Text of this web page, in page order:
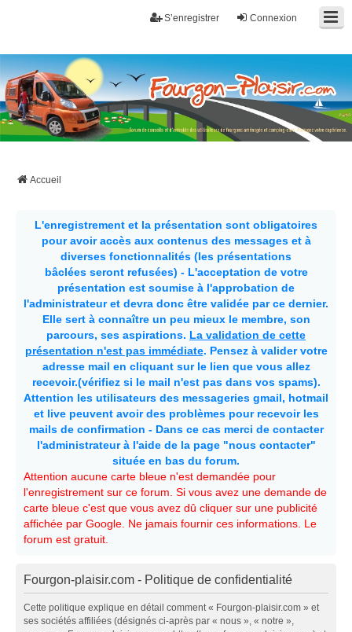
Connexion
S’enregistrer
Fourgon-plaisir.com
Forum de conseils et d'entraide des utilisateurs de fourgons, fourgons
aménagés, vans et de camping-car. Partagez votre expérience.
Accueil
L'enregistrement et la présentation sont obligatoires
pour avoir accès aux contenus des messages et à
diverses fonctionnalités (les présentations
bâclées seront refusées) - L'acceptation de votre
présentation est soumise à l'approbation de
l'administrateur et devra donc être validée par ce dernier.
Elle sert à connaître un peu mieux le membre, son
parcours, ses aspirations. La validation de cette
présentation n'est pas immédiate. Pensez à valider votre
adresse mail en cliquant sur le lien que vous allez
recevoir.(vérifiez si le mail n'est pas dans vos spams).
Attention les utilisateurs des messageries gmail, hotmail
et live peuvent avoir des problèmes pour recevoir les
mails de confirmation - Dans ce cas merci de contacter
l'administrateur à l'aide de la page "nous contacter"
située en bas du forum.
Attention aucune carte bleue n'est demandée pour
l'enregistrement sur ce forum. Si vous avez une demande de
carte bleue c'est que vous avez dû cliquer sur une publicité
affichée par Google. Ne jamais fournir ces informations. Le
forum est gratuit.
Fourgon-plaisir.com - Politique de confidentialité
Cette politique explique en détail comment « Fourgon-plaisir.com » et
ses sociétés affiliées (désignés ci-après par « nous », « notre »,